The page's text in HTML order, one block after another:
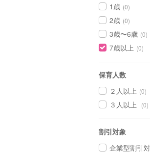
1歳 (0)
2歳 (0)
3歳〜6歳 (0)
7歳以上 (0)
保育人数
２人以上 (0)
３人以上 (0)
割引対象
企業型割引